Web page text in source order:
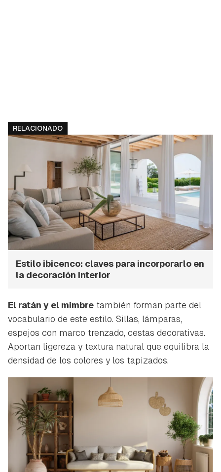
RELACIONADO
Estilo ibicenco: claves para incorporarlo en
la decoración interior
El ratán y el mimbre también forman parte del
vocabulario de este estilo. Sillas, lámparas,
espejos con marco trenzado, cestas decorativas.
Aportan ligereza y textura natural que equilibra la
densidad de los colores y los tapizados.